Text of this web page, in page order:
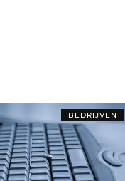
BEDRIJVEN